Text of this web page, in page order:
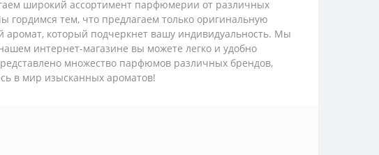
широкий ассортимент парфюмерии от различных
тем, что предлагаем только оригинальную
аромат, который подчеркнет вашу индивидуальность. Мы
интернет-магазине вы можете легко и удобно
множество парфюмов различных брендов,
в мир изысканных ароматов!